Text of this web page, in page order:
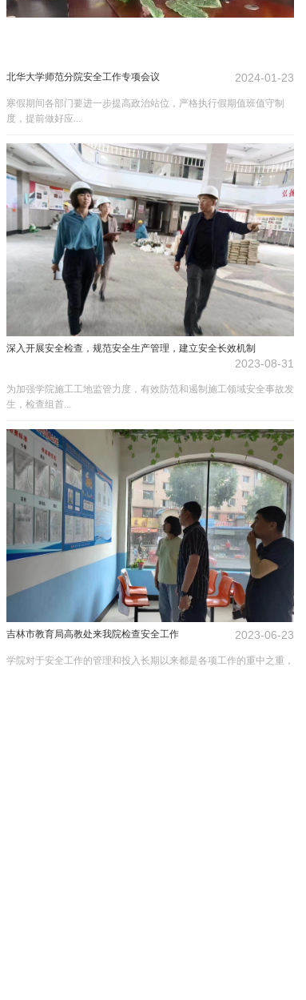
北华大学师范分院安全工作专项会议 2024-01-23
寒假期间各部门要进一步提高政治站位，严格执行假期值班值守制
度，提前做好应...
深入开展安全检查，规范安全生产管理，建立安全长效机制
2023-08-31
为加强学院施工工地监管力度，有效防范和遏制施工领域安全事故发
生，检查组首...
吉林市教育局高教处来我院检查安全工作 2023-06-23
学院对于安全工作的管理和投入长期以来都是各项工作的重中之重，